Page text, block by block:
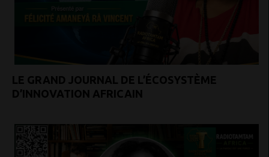
LE GRAND JOURNAL DE L’ÉCOSYSTÈME
D’INNOVATION AFRICAIN